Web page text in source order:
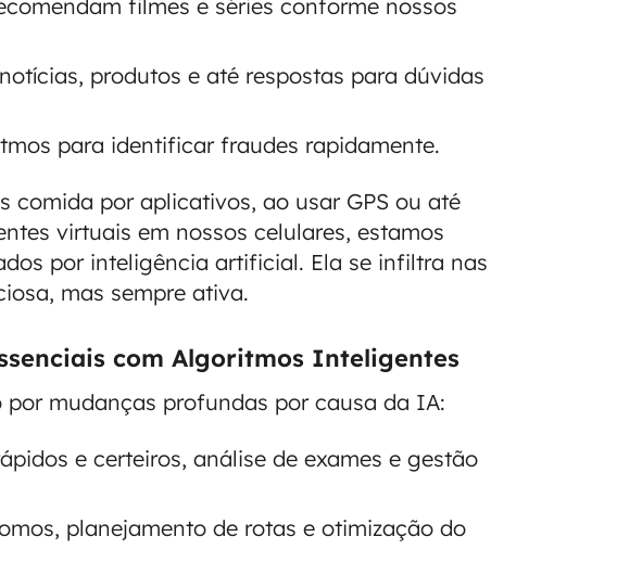
filmes e séries conforme nossos
produtos e até respostas para dúvidas
para identificar fraudes rapidamente.
comida por aplicativos, ao usar GPS ou até
virtuais em nossos celulares, estamos
por inteligência artificial. Ela se infiltra nas
mas sempre ativa.
com Algoritmos Inteligentes
por mudanças profundas por causa da IA:
e certeiros, análise de exames e gestão
planejamento de rotas e otimização do